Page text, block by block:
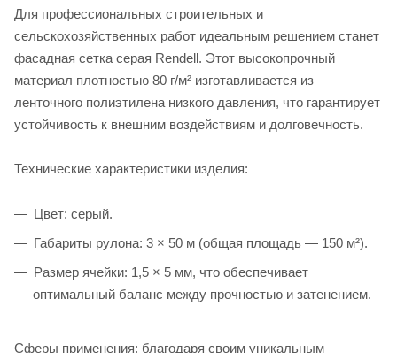
Для профессиональных строительных и
сельскохозяйственных работ идеальным решением станет
фасадная сетка серая Rendell. Этот высокопрочный
материал плотностью 80 г/м² изготавливается из
ленточного полиэтилена низкого давления, что гарантирует
устойчивость к внешним воздействиям и долговечность.
Технические характеристики изделия:
Цвет: серый.
Габариты рулона: 3 × 50 м (общая площадь — 150 м²).
Размер ячейки: 1,5 × 5 мм, что обеспечивает
оптимальный баланс между прочностью и затенением.
Сферы применения: благодаря своим уникальным